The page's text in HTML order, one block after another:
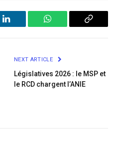
LinkedIn WhatsApp Copy
NEXT ARTICLE
Législatives 2026 : le MSP et
le RCD chargent l’ANIE